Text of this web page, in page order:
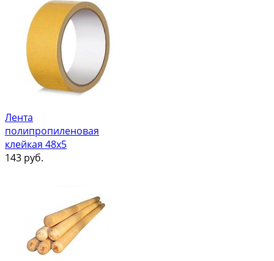
Лента
полипропиленовая
клейкая 48х5
143 руб.